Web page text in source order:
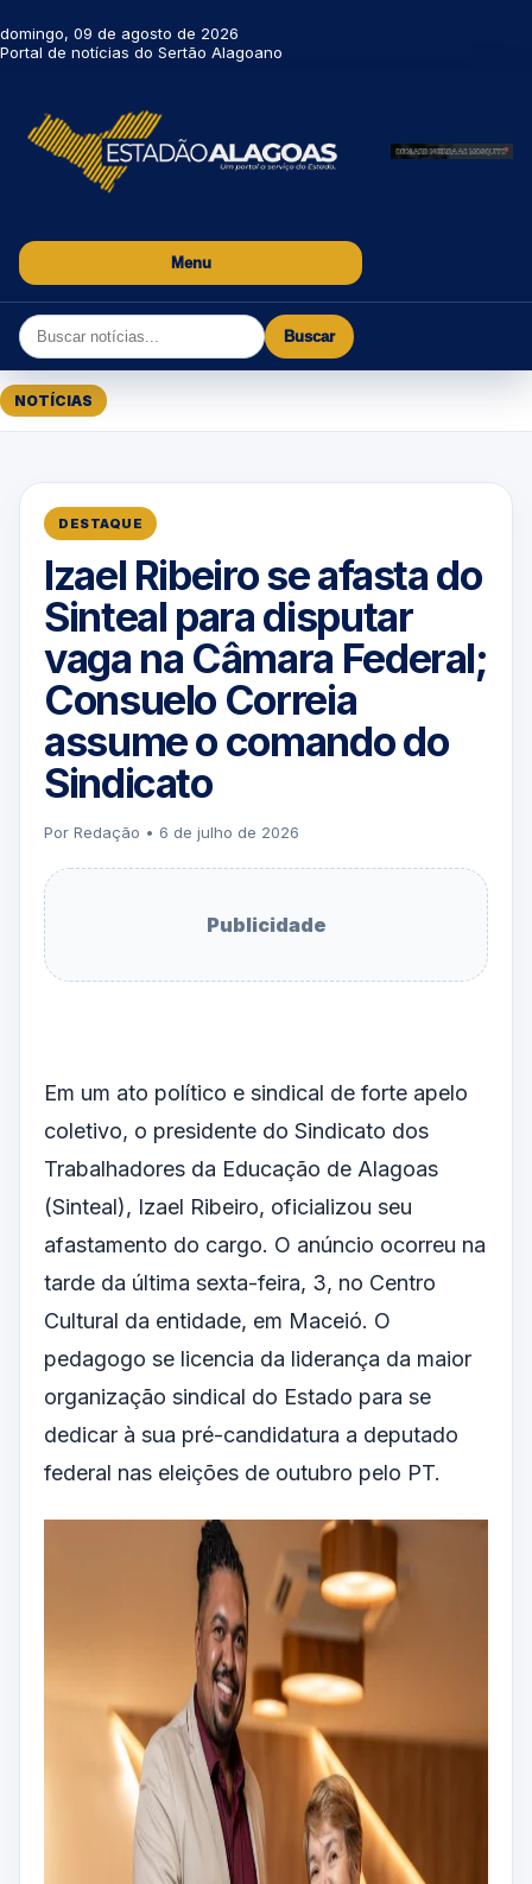
domingo, 09 de agosto de 2026
Portal de notícias do Sertão Alagoano
Menu
Buscar
NOTÍCIAS
DESTAQUE
Izael Ribeiro se afasta do
Sinteal para disputar
vaga na Câmara Federal;
Consuelo Correia
assume o comando do
Sindicato
Por Redação • 6 de julho de 2026
Publicidade
Em um ato político e sindical de forte apelo
coletivo, o presidente do Sindicato dos
Trabalhadores da Educação de Alagoas
(Sinteal), Izael Ribeiro, oficializou seu
afastamento do cargo. O anúncio ocorreu na
tarde da última sexta-feira, 3, no Centro
Cultural da entidade, em Maceió. O
pedagogo se licencia da liderança da maior
organização sindical do Estado para se
dedicar à sua pré-candidatura a deputado
federal nas eleições de outubro pelo PT.